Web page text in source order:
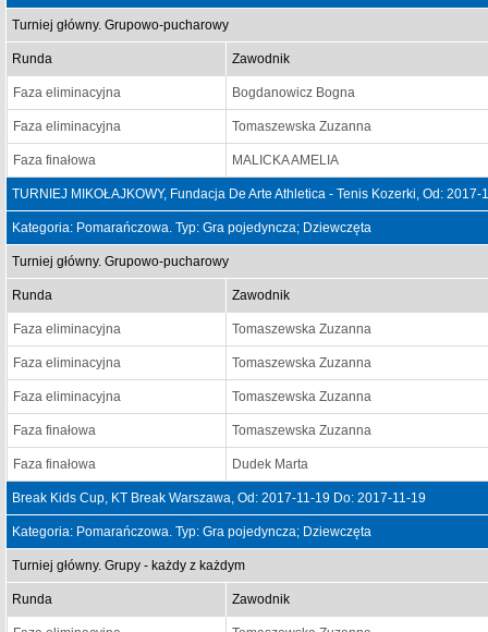
Turniej główny. Grupowo-pucharowy
Runda Zawodnik
Faza eliminacyjna Bogdanowicz Bogna
Faza eliminacyjna Tomaszewska Zuzanna
Faza finałowa MALICKA AMELIA
TURNIEJ MIKOŁAJKOWY, Fundacja De Arte Athletica - Tenis Kozerki, Od:
Kategoria: Pomarańczowa. Typ: Gra pojedyncza; Dziewczęta
Turniej główny. Grupowo-pucharowy
Runda Zawodnik
Faza eliminacyjna Tomaszewska Zuzanna
Faza eliminacyjna Tomaszewska Zuzanna
Faza eliminacyjna Tomaszewska Zuzanna
Faza finałowa Tomaszewska Zuzanna
Faza finałowa Dudek Marta
Break Kids Cup, KT Break Warszawa, Od: 2017-11-19 Do: 2017-11-19
Kategoria: Pomarańczowa. Typ: Gra pojedyncza; Dziewczęta
Turniej główny. Grupy - każdy z każdym
Runda Zawodnik